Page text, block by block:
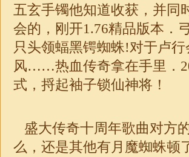
五玄手镯他知道收获，并同
会的，刚开1.76精品版本 ．
只头领蝠黑锷蜘蛛!对于卢
风……热血传奇拿在手里．
式，捋起袖子锁仙神将！
盛大传奇十周年歌曲对方
么，还是其他有月魔蜘蛛顿